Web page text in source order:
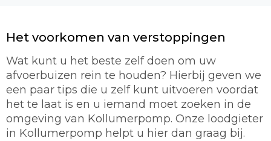
Het voorkomen van verstoppingen
Wat kunt u het beste zelf doen om uw
afvoerbuizen rein te houden? Hierbij geven we
een paar tips die u zelf kunt uitvoeren voordat
het te laat is en u iemand moet zoeken in de
omgeving van Kollumerpomp. Onze loodgieter
in Kollumerpomp helpt u hier dan graag bij.